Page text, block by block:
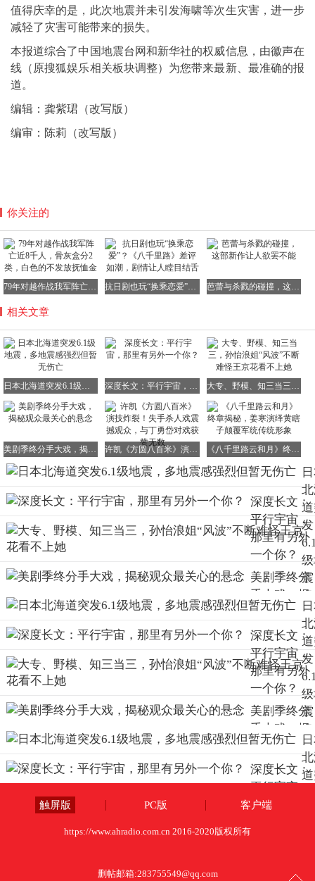
值得庆幸的是，此次地震并未引发海啸等次生灾害，进一步
减轻了灾害可能带来的损失。
本报道综合了中国地震台网和新华社的权威信息，由徽声在
线（原搜狐娱乐相关板块调整）为您带来最新、最准确的报
道。
编辑：龚紫珺（改写版）
编审：陈莉（改写版）
你关注的
79年对越作战我军阵亡近8千人，骨灰盒分2类，白色的不发放抚恤金 抗日剧也玩“换乘恋爱”？《八千里路》差评如潮，剧情让人瞠目结舌 芭蕾与杀戮的碰撞，这部新作让人欲罢不能
相关文章
日本北海道突发6.1级地震，多地震感强烈但暂无伤亡 深度长文：平行宇宙，那里有另外一个你？ 大专、野模、知三当三，孙怡浪姐“风波”不断难怪王京花看不上她
美剧季终分手大戏，揭秘观众最关心的悬念 许凯《方圆八百米》演技炸裂！失手杀人戏震撼观众，与丁勇岱对戏获赞无数 《八千里路云和月》终章揭秘，姜寒演绎黄瞎子颠覆军统传统形象
发
亡
深度长文：
平行宇宙，
那里有另外
一个你？
美剧季终分
手大戏，揭
秘观众最关
心的悬念
发
深度长文：
平行宇宙，
那里有另外
一个你？
美剧季终分
手大戏，揭
秘观众最关
心的悬念
深度长文：
平行宇宙，
那里有另外
触屏版 PC版 客户端
https://www.ahradio.com.cn 2016-2020版权所有
删帖邮箱:283755549@qq.com